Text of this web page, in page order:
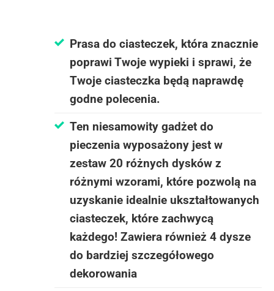
Prasa do ciasteczek, która znacznie
poprawi Twoje wypieki i sprawi, że
Twoje ciasteczka będą naprawdę
godne polecenia.
Ten niesamowity gadżet do
pieczenia wyposażony jest w
zestaw 20 różnych dysków z
różnymi wzorami, które pozwolą na
uzyskanie idealnie ukształtowanych
ciasteczek, które zachwycą
każdego! Zawiera również 4 dysze
do bardziej szczegółowego
dekorowania